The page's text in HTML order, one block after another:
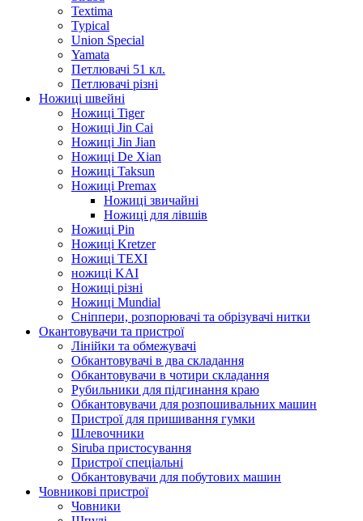
Textima
Typical
Union Special
Yamata
Петлювачі 51 кл.
Петлювачі різні
Ножиці швейні
Ножиці Tiger
Ножиці Jin Cai
Ножиці Jin Jian
Ножиці De Xian
Ножиці Taksun
Ножиці Premax
Ножиці звичайні
Ножиці для лівшів
Ножиці Pin
Ножиці Kretzer
Ножиці TEXI
ножиці KAI
Ножиці різні
Ножиці Mundial
Сніппери, розпорювачі та обрізувачі нитки
Окантовувачи та пристрої
Лінійки та обмежувачі
Обкантовувачі в два складання
Обкантовувачи в чотири складання
Рубильники для підгинання краю
Обкантовувачи для розпошивальних машин
Пристрої для пришивання гумки
Шлевочники
Siruba пристосування
Пристрої спеціальні
Обкантовувачи для побутових машин
Човникові пристрої
Човники